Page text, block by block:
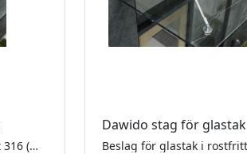
Beslag för glastak i rostfritt 316 (V4A). För laminerat säkerhetsglas 17,52 (ingår ej). Innehåller: 1 stag, 1 väggfäste och 1 glasfäste. Åtgång 1 stag per meter.
Dawido stag för glastak